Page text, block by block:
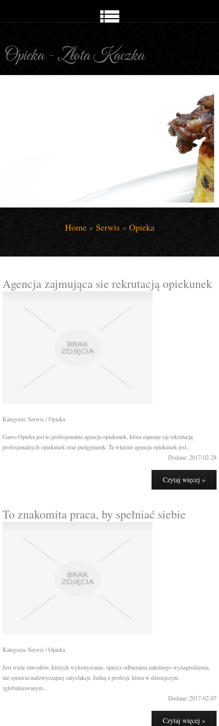
Opieka - Złota Kaczka
Home» Serwis» Opieka
Agencja zajmująca sie rekrutacją opiekunek
Kategoria: Serwis / Opieka
Gawo Opieka jest to profesjonalna agencja opiekunek, która zajmuje się rekrutacją
profesjonalnych opiekunek oraz pielęgniarek. Ta właśnie agencja opiekunek jest...
Dodane: 2017-02-28
Czytaj więcej »
To znakomita praca, by spełniać siebie
Kategoria: Serwis / Opieka
Jest wiele zawodów, których wykonywanie, oprócz odbierania należnego wynagrodzenia,
nie sprawia nadzwyczajnej satysfakcji. Jedną z profesji, która w dzisiejszym
zglobalizowanym...
Dodane: 2017-02-07
Czytaj więcej »